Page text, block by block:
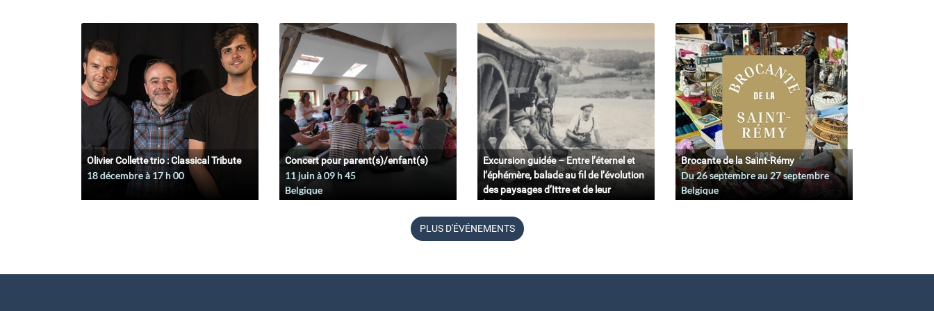
Olivier Collette trio : Classical Tribute
18 décembre à 17 h 00
Concert pour parent(s)/enfant(s)
11 juin à 09h 45
Belgique
Excursion guidée – Entre l’éternel et
l’éphémère, balade au fil de l’évolution
des paysages d’Ittre et de leur
11 juin à 09
Belgique
Brocante de la Saint-Rémy
Du26 septembreau27 septembre
Belgique
PLUS D'ÉVÉNEMENTS